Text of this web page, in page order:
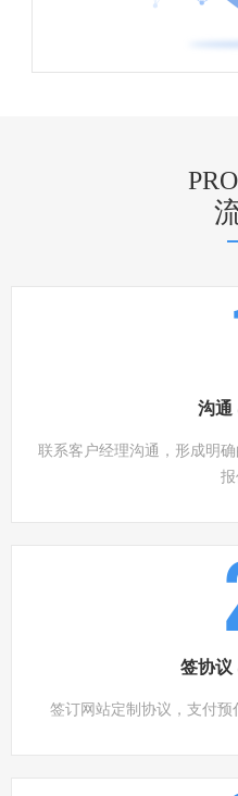
沟通
联系客户经理沟通，形成明
报
签协议
签订网站定制协议，支付预